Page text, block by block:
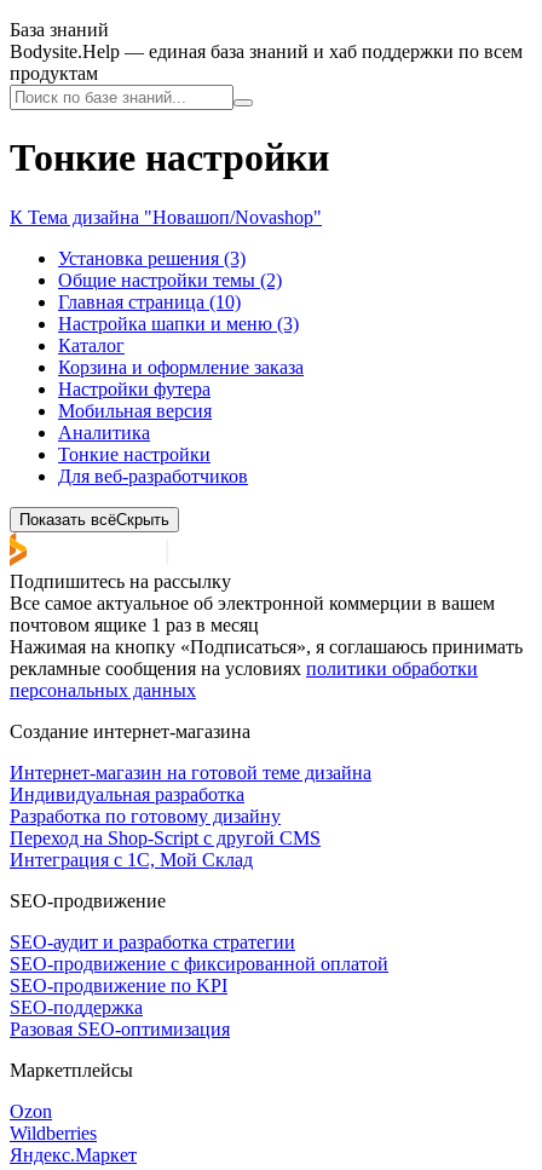
База знаний
Bodysite.Help — единая база знаний и хаб поддержки по всем
продуктам
Тонкие настройки
К Тема дизайна "Новашоп/Novashop"
Установка решения (3)
Общие настройки темы (2)
Главная страница (10)
Настройка шапки и меню (3)
Каталог
Корзина и оформление заказа
Настройки футера
Мобильная версия
Аналитика
Тонкие настройки
Для веб-разработчиков
Показать всёСкрыть
Подпишитесь на рассылку
Все самое актуальное об электронной коммерции в вашем
почтовом ящике 1 раз в месяц
Нажимая на кнопку «Подписаться», я соглашаюсь принимать
рекламные сообщения на условиях политики обработки
персональных данных
Создание интернет-магазина
Интернет-магазин на готовой теме дизайна
Индивидуальная разработка
Разработка по готовому дизайну
Переход на Shop-Script с другой CMS
Интеграция с 1С, Мой Склад
SEO-продвижение
SEO-аудит и разработка стратегии
SEO-продвижение с фиксированной оплатой
SEO-продвижение по KPI
SEO-поддержка
Разовая SEO-оптимизация
Маркетплейсы
Ozon
Wildberries
Яндекс.Маркет